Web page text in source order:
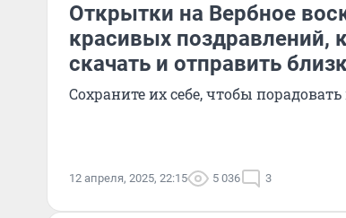
Открытки на Вербное
красивых поздравлений,
скачать и отправить
Сохраните их себе, чтобы
12 апреля, 2025, 22:15 5 036 3